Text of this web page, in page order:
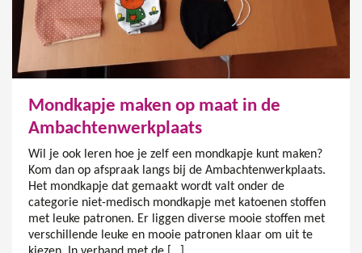
Mondkapje maken op maat in de
Ambachtenwerkplaats
Wil je ook leren hoe je zelf een mondkapje kunt maken?
Kom dan op afspraak langs bij de Ambachtenwerkplaats.
Het mondkapje dat gemaakt wordt valt onder de
categorie niet-medisch mondkapje met katoenen stoffen
met leuke patronen. Er liggen diverse mooie stoffen met
verschillende leuke en mooie patronen klaar om uit te